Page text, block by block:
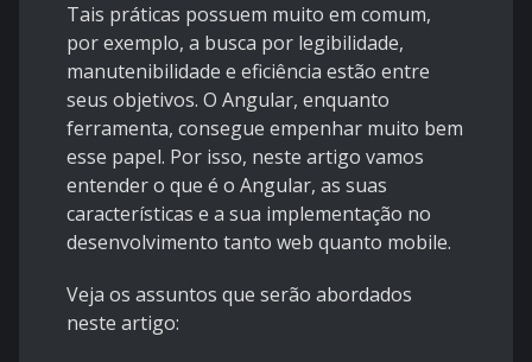
Tais práticas possuem muito em comum,
por exemplo, a busca por legibilidade,
manutenibilidade e eficiência estão entre
seus objetivos. O Angular, enquanto
ferramenta, consegue empenhar muito bem
esse papel. Por isso, neste artigo vamos
entender o que é o Angular, as suas
características e a sua implementação no
desenvolvimento tanto web quanto mobile.
Veja os assuntos que serão abordados
neste artigo: